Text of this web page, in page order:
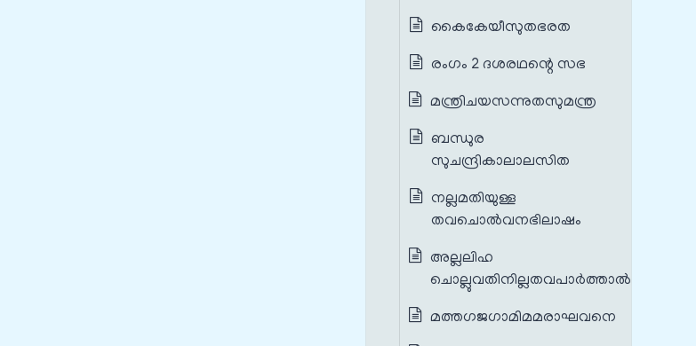
കൈകേയീസുതഭരത
രംഗം 2 ദശരഥന്റെ സഭ
മന്ത്രിചയസന്നുതസുമന്ത്ര
ബന്ധുര
സുചന്ദ്രികാലാലസിത
നല്ലമതിയുള്ള
തവചൊല്‍വനഭിലാഷം
അല്ലലിഹ
ചൊല്ലുവതിനില്ലതവപാര്‍ത്താല്‍
മത്തഗജഗാമിമമരാഘവനെ